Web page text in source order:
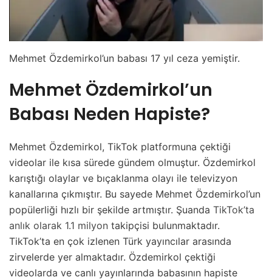
Mehmet Özdemirkol’un babası 17 yıl ceza yemiştir.
Mehmet Özdemirkol’un
Babası Neden Hapiste?
Mehmet Özdemirkol, TikTok platformuna çektiği
videolar ile kısa sürede gündem olmuştur. Özdemirkol
karıştığı olaylar ve bıçaklanma olayı ile televizyon
kanallarına çıkmıştır. Bu sayede Mehmet Özdemirkol’un
popülerliği hızlı bir şekilde artmıştır. Şuanda TikTok’ta
anlık olarak 1.1 milyon takipçisi bulunmaktadır.
TikTok’ta en çok izlenen Türk yayıncılar arasında
zirvelerde yer almaktadır. Özdemirkol çektiği
videolarda ve canlı yayınlarında babasının hapiste